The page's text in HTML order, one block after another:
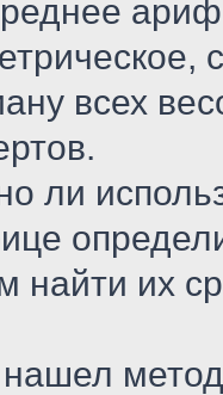
всех
ли
найти их